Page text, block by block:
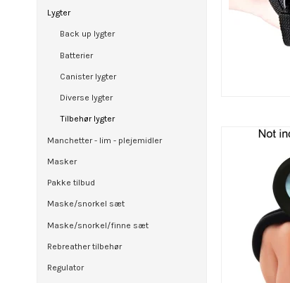
Lygter
Back up lygter
Batterier
Canister lygter
Diverse lygter
Tilbehør lygter
Manchetter - lim - plejemidler
Masker
Pakke tilbud
Maske/snorkel sæt
Maske/snorkel/finne sæt
Rebreather tilbehør
Regulator